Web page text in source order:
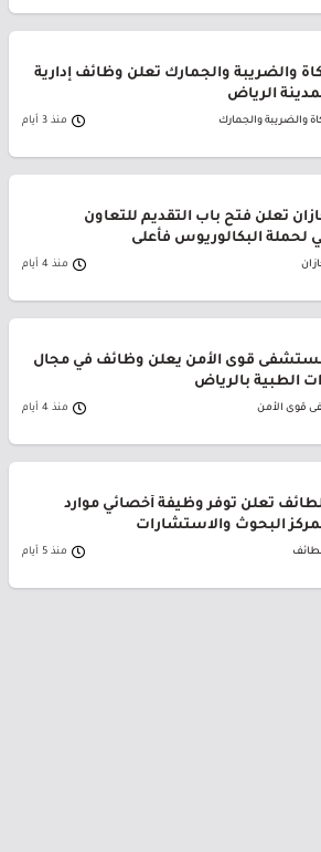
والضريبة والجمارك تعلن وظائف إدارية
الرياض
والضريبة والجمارك منذ 3 أيام
تعلن فتح باب التقديم للتعاون
لحملة البكالوريوس فأعلى
منذ 4 أيام
مستشفى قوى الأمن يعلن وظائف في مجال
الطبية بالرياض
قوى الأمن منذ 4 أيام
تعلن توفر وظيفة أخصائي موارد
البحوث والاستشارات
منذ 5 أيام